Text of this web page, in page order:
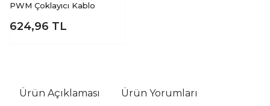
PWM Çoklayıcı Kablo
624,96 TL
Ürün Açıklaması Ürün Yorumları